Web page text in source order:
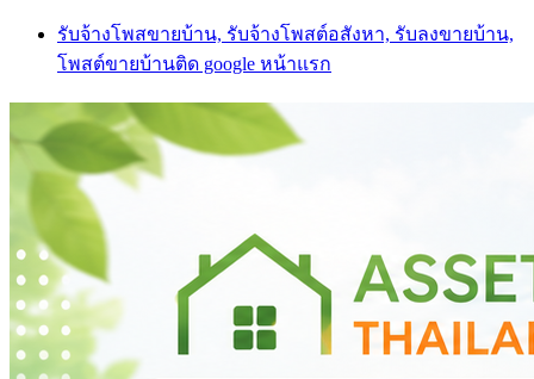
Skip
content
รับจ้างโพสขายบ้าน, รับจ้างโพสต์อสังหา, รับลงขายบ้าน,
โพสต์ขายบ้านติด google หน้าแรก